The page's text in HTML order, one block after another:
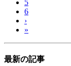
5
6
›
»
最新の記事